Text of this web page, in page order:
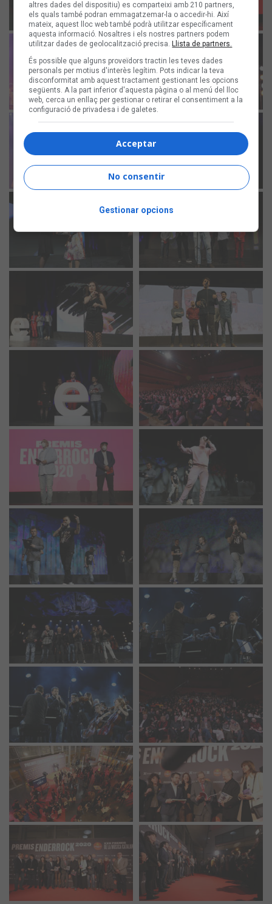
altres dades del dispositiu) es comparteixi amb 210 partners,
els quals també podran emmagatzemar-la o accedir-hi. Així
mateix, aquest lloc web també podrà utilitzar específicament
aquesta informació. Nosaltres i els nostres partners podem
utilitzar dades de geolocalització precisa. Llista de partners.
És possible que alguns proveïdors tractin les teves dades
personals per motius d'interès legítim. Pots indicar la teva
disconformitat amb aquest tractament gestionant les opcions
següents. A la part inferior d'aquesta pàgina o al menú del lloc
web, cerca un enllaç per gestionar o retirar el consentiment a la
configuració de privadesa i de galetes.
Acceptar
No consentir
Gestionar opcions